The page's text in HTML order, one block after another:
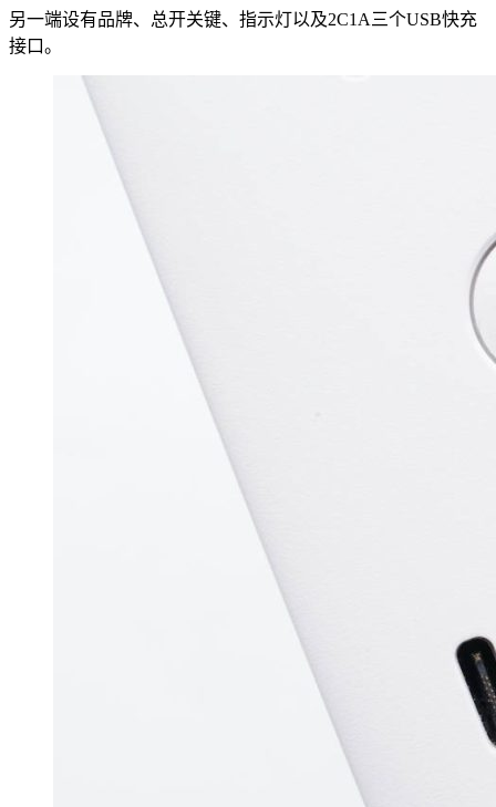
另一端设有品牌、总开关键、指示灯以及2C1A三个USB快充
接口。